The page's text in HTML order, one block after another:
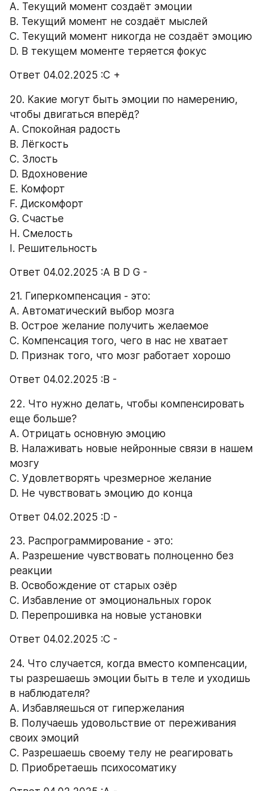
A. Текущий момент создаёт эмоции
B. Текущий момент не создаёт мыслей
C. Текущий момент никогда не создаёт эмоцию
D. В текущем моменте теряется фокус
Ответ 04.02.2025 :С +
20. Какие могут быть эмоции по намерению,
чтобы двигаться вперёд?
А. Спокойная радость
B. Лёгкость
C. Злость
D. Вдохновение
E. Комфорт
F. Дискомфорт
G. Счастье
H. Смелость
I. Решительность
Ответ 04.02.2025 :А В D G -
21. Гиперкомпенсация - это:
А. Автоматический выбор мозга
B. Острое желание получить желаемое
C. Компенсация того, чего в нас не хватает
D. Признак того, что мозг работает хорошо
Ответ 04.02.2025 :В -
22. Что нужно делать, чтобы компенсировать
еще больше?
А. Отрицать основную эмоцию
B. Налаживать новые нейронные связи в нашем
мозгу
C. Удовлетворять чрезмерное желание
D. Не чувствовать эмоцию до конца
Ответ 04.02.2025 :D -
23. Распрограммирование - это:
A. Разрешение чувствовать полноценно без
реакции
B. Освобождение от старых озёр
C. Избавление от эмоциональных горок
D. Перепрошивка на новые установки
Ответ 04.02.2025 :С -
24. Что случается, когда вместо компенсации,
ты разрешаешь эмоции быть в теле и уходишь
в наблюдателя?
А. Избавляешься от гипержелания
B. Получаешь удовольствие от переживания
своих эмоций
C. Разрешаешь своему телу не реагировать
D. Приобретаешь психосоматику